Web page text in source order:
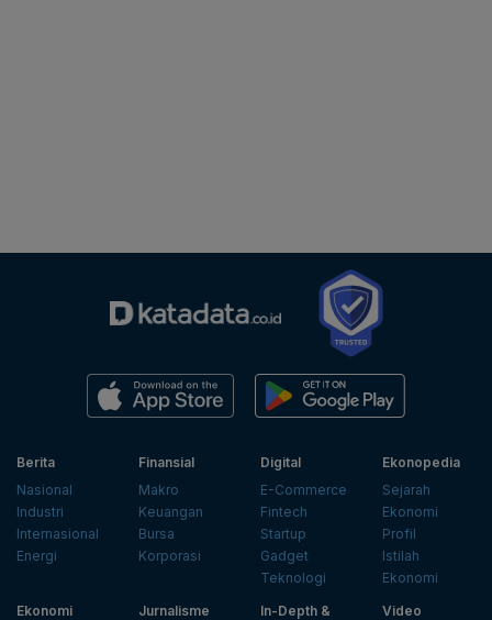
Berita
Nasional
Industri
Internasional
Energi
Finansial
Makro
Keuangan
Bursa
Korporasi
Digital
E-Commerce
Fintech
Startup
Gadget
Teknologi
Ekonopedia
Sejarah
Ekonomi
Profil
Istilah
Ekonomi
Ekonomi
Jurnalisme
In-Depth &
Video